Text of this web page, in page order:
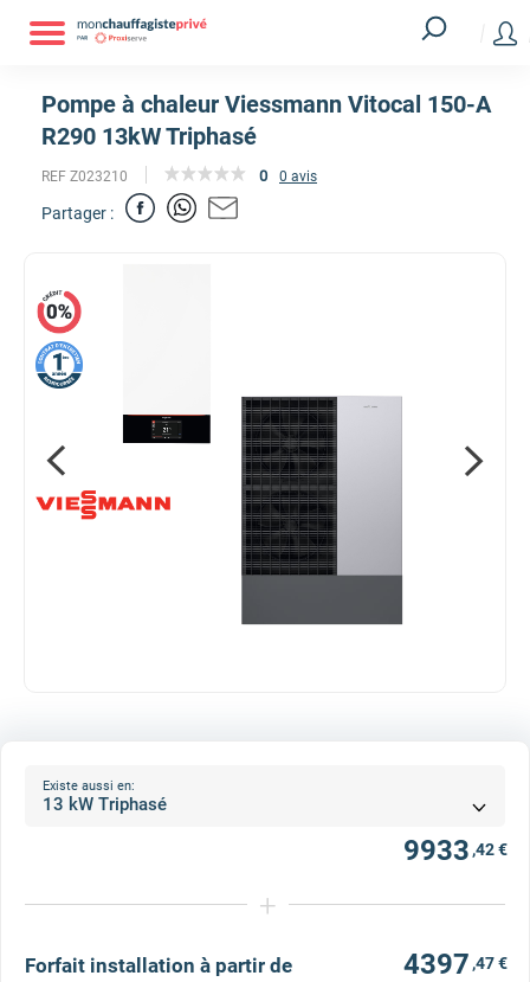
Pompe à chaleur Viessmann Vitocal 150-A
R290 13kW Triphasé
REF Z023210 0 0 avis
Partager :
Existe aussi en:
9933 ,42 €
+
Forfait installation à partir de 4397 ,47 €